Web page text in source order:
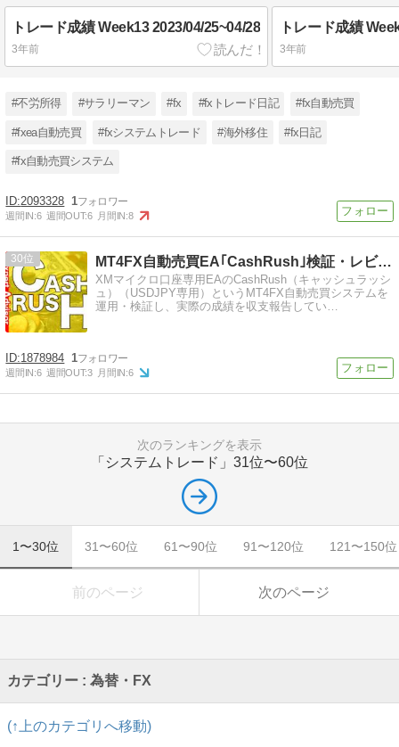
トレード成績 Week13 2023/04/25~04/28
3年前
トレード成績
3年前
#不労所得 #サラリーマン #fx #fxトレード日記 #fx自動売買
#fxea自動売買 #fxシステムトレード #海外移住 #fx日記
#fx自動売買システム
2093328 1
週間IN:6 週間OUT:6 月間IN:8
30 MT4FX自動売買EA｢CashRush｣検証・レビュー・…
XMマイクロ口座専用EAのCashRush（キャッシュラッシ
ュ）（USDJPY専用）というMT4FX自動売買システムを
運用・検証し、実際の成績を収支報告してい…
1878984 1
週間IN:6 週間OUT:3 月間IN:6
次のランキングを表示
「システムトレード」 31位〜60位
1〜30位 31〜60位 61〜90位 91〜120位 121〜150位
前のページ 次のページ
カテゴリー : 為替・FX
(↑上のカテゴリへ移動)